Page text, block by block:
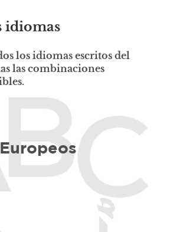
idiomas
los idiomas escritos del
las combinaciones
Europeos